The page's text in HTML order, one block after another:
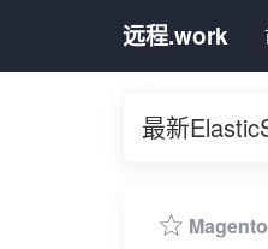
远程.work
最新